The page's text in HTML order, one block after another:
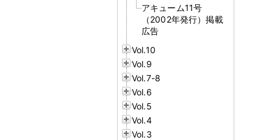
アキューム11号
（2002年発行）掲載
広告
Vol.10
Vol.9
Vol.7-8
Vol.6
Vol.5
Vol.4
Vol.3